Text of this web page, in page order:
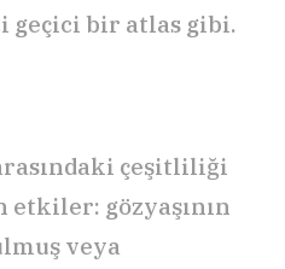
geçici bir atlas gibi.
çeşitliliği
etkiler: gözyaşının
veya